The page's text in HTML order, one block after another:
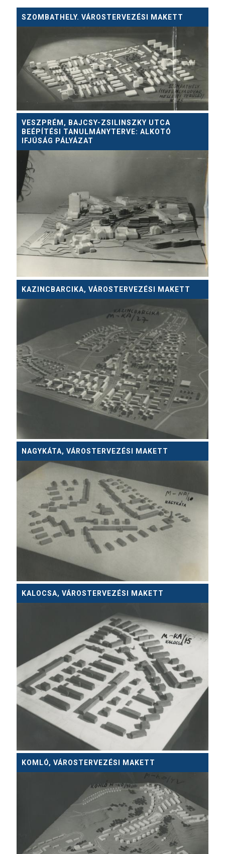
SZOMBATHELY. VÁROSTERVEZÉSI MAKETT
VESZPRÉM, BAJCSY-ZSILINSZKY UTCA
BEÉPÍTÉSI TANULMÁNYTERVE: ALKOTÓ
IFJÚSÁG PÁLYÁZAT
KAZINCBARCIKA, VÁROSTERVEZÉSI MAKETT
NAGYKÁTA, VÁROSTERVEZÉSI MAKETT
KALOCSA, VÁROSTERVEZÉSI MAKETT
KOMLÓ, VÁROSTERVEZÉSI MAKETT